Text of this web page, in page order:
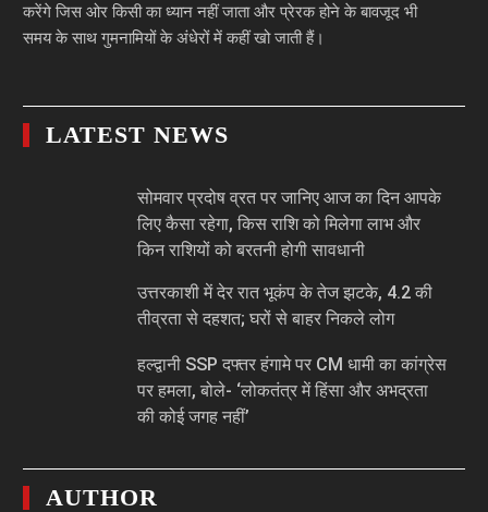
करेंगे जिस ओर किसी का ध्यान नहीं जाता और प्रेरक होने के बावजूद भी
समय के साथ गुमनामियों के अंधेरों में कहीं खो जाती हैं।
LATEST NEWS
सोमवार प्रदोष व्रत पर जानिए आज का दिन आपके
लिए कैसा रहेगा, किस राशि को मिलेगा लाभ और
किन राशियों को बरतनी होगी सावधानी
उत्तरकाशी में देर रात भूकंप के तेज झटके, 4.2 की
तीव्रता से दहशत; घरों से बाहर निकले लोग
हल्द्वानी SSP दफ्तर हंगामे पर CM धामी का कांग्रेस
पर हमला, बोले- ‘लोकतंत्र में हिंसा और अभद्रता
की कोई जगह नहीं’
AUTHOR